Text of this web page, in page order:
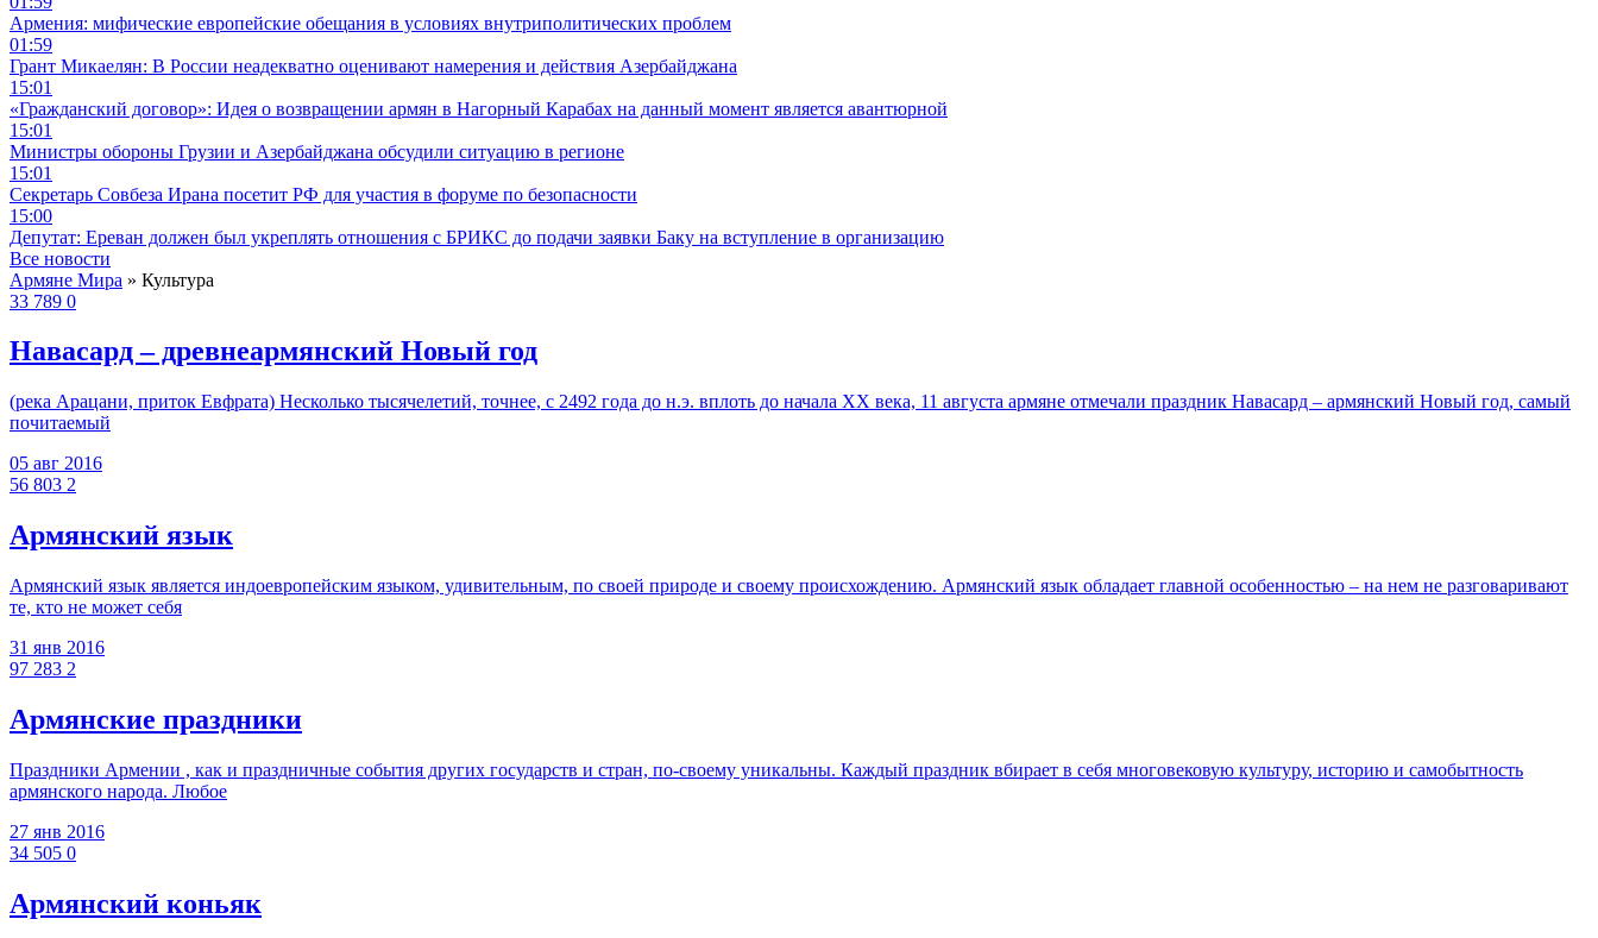
Армения: мифические европейские обещания в условиях внутриполитических проблем
01:59
Грант Микаелян: В России неадекватно оценивают намерения и действия Азербайджана
15:01
«Гражданский договор»: Идея о возвращении армян в Нагорный Карабах на данный момент является авантюрной
15:01
Министры обороны Грузии и Азербайджана обсудили ситуацию в регионе
15:01
Секретарь Совбеза Ирана посетит РФ для участия в форуме по безопасности
15:00
Депутат: Ереван должен был укреплять отношения с БРИКС до подачи заявки Баку на вступление в организацию
Все новости
Армяне Мира » Культура
33 789 0
Навасард – древнеармянский Новый год
(река Арацани, приток Евфрата) Несколько тысячелетий, точнее, с 2492 года до н.э. вплоть до начала ХХ века, 11 августа армяне отмечали праздник Навасард – армянский Новый год, самый
почитаемый
05 авг 2016
56 803 2
Армянский язык
Армянский язык является индоевропейским языком, удивительным, по своей природе и своему происхождению. Армянский язык обладает главной особенностью – на нем не разговаривают
те, кто не может себя
31 янв 2016
97 283 2
Армянские праздники
Праздники Армении , как и праздничные события других государств и стран, по-своему уникальны. Каждый праздник вбирает в себя многовековую культуру, историю и самобытность
армянского народа. Любое
27 янв 2016
34 505 0
Армянский коньяк